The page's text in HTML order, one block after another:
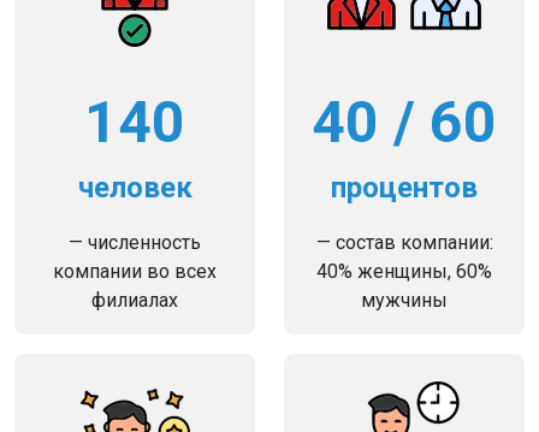
140
человек
— численность
компании во всех
филиалах
40 / 60
процентов
— состав компании:
40% женщины, 60%
мужчины